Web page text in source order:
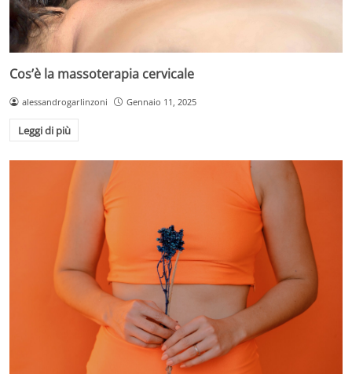
Cos’è la massoterapia cervicale
alessandrogarlinzoni Gennaio 11, 2025
Leggi di più